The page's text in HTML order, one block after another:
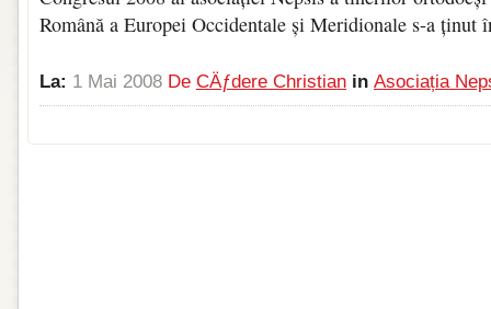
Română a Europei Occidentale și Meridionale s-a ținut
La: 1 Mai 2008 De CÄƒdere Christian in Asociația